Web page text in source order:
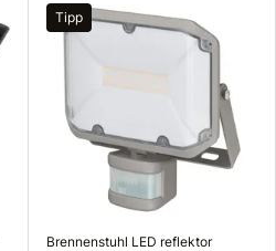
Tipp
Brennenstuhl LED reflektor